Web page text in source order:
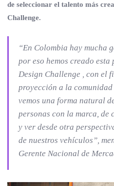
de seleccionar el talento más
Challenge.
“En Colombia hay mucha
por eso hemos creado
Design Challenge , con el
proyección a la comunidad
vemos una forma natural
personas con la marca, de
y ver desde otra
de nuestros vehículos”,
Gerente Nacional de